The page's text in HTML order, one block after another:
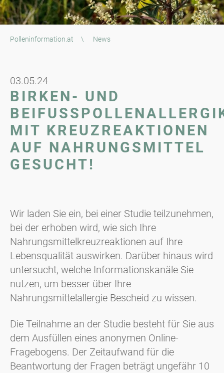
Polleninformation.at \ News
03.05.24
BIRKEN- UND
IT KREUZREAKTIONEN A
UF NAHRUNGSMITTEL G
ESUCHT!
Wir laden Sie ein, bei einer Studie teilzunehmen,
bei der erhoben wird, wie sich Ihre
Nahrungsmittelkreuzreaktionen auf Ihre
Lebensqualität auswirken. Darüber hinaus wird
untersucht, welche Informationskanäle Sie
nutzen, um besser über Ihre
Nahrungsmittelallergie Bescheid zu wissen.
Die Teilnahme an der Studie besteht für Sie aus
dem Ausfüllen eines anonymen Online-
Fragebogens. Der Zeitaufwand für die
Beantwortung der Fragen beträgt ungefähr 10